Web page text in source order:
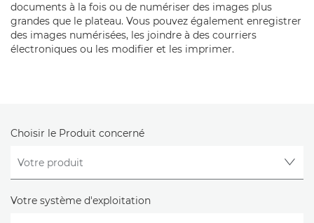
documents à la fois ou de numériser des images plus
grandes que le plateau. Vous pouvez également enregistrer
des images numérisées, les joindre à des courriers
électroniques ou les modifier et les imprimer.
Choisir le Produit concerné
Votre système d'exploitation